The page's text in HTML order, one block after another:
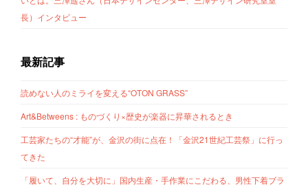
長）インタビュー
最新記事
読めない人のミライを変える“OTON GRASS”
Art&Betweens : ものづくり×歴史が楽器に昇華されるとき
工芸家たちの“才能”が、金沢の街に点在！「金沢21世紀工芸祭」に行っ
てきた
「履いて、自分を大切に」国内生産・手作業にこだわる、男性下着ブラ